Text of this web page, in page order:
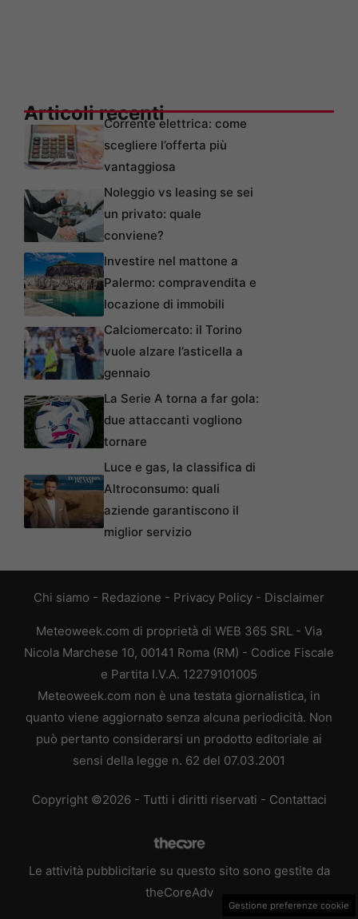
Articoli recentiCorrente elettrica: come
scegliere l’offerta più
vantaggiosa
Noleggio vs leasing se sei
un privato: quale
conviene?
Investire nel mattone a
Palermo: compravendita e
locazione di immobili
Calciomercato: il Torino
vuole alzare l’asticella a
gennaio
La Serie A torna a far gola:
due attaccanti vogliono
tornare
Luce e gas, la classifica di
Altroconsumo: quali
aziende garantiscono il
miglior servizio
Chi siamo - Redazione - Privacy Policy - Disclaimer
Meteoweek.com di proprietà di WEB 365 SRL - Via
Nicola Marchese 10, 00141 Roma (RM) - Codice Fiscale
e Partita I.V.A. 12279101005
Meteoweek.com non è una testata giornalistica, in
quanto viene aggiornato senza alcuna periodicità. Non
può pertanto considerarsi un prodotto editoriale ai
sensi della legge n. 62 del 07.03.2001
Copyright ©2026 - Tutti i diritti riservati - Contattaci
Le attività pubblicitarie su questo sito sono gestite da
theCoreAdv
Gestione preferenze cookie